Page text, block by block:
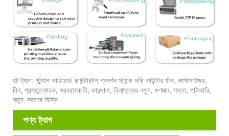
হট ট্যাগ: স্ট্র্যাপ কার্ডবোর্ড কাউন্টারটপ প্রদর্শন স্ট্যান্ড দড়ি কাউন্টার র্যাক, কাস্টমাইজড,
চীন, প্রস্তুতকারক, সরবরাহকারী, কারখানা, বিনামূল্যের নমুনা, গুণমান, সস্তা, পাইকারি,
নতুন, সর্বশেষ বিক্রি
পণ্য ট্যাগ